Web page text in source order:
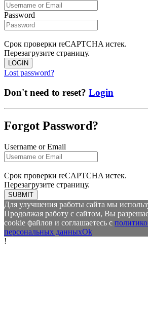
Password
Срок проверки reCAPTCHA истек.
Перезагрузите страницу.
LOGIN
Lost password?
Don't need to reset? Login
Forgot Password?
Username or Email
Срок проверки reCAPTCHA истек.
Перезагрузите страницу.
SUBMIT
Для улучшения работы сайта мы
Продолжая работу с сайтом, Вы
cookie файлов и соглашаетесь с
персональных данныхOk
!